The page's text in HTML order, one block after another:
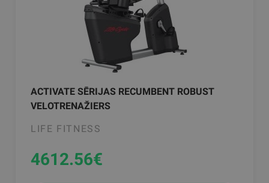
ACTIVATE SĒRIJAS RECUMBENT ROBUST
VELOTRENAŽIERS
LIFE FITNESS
4612.56€